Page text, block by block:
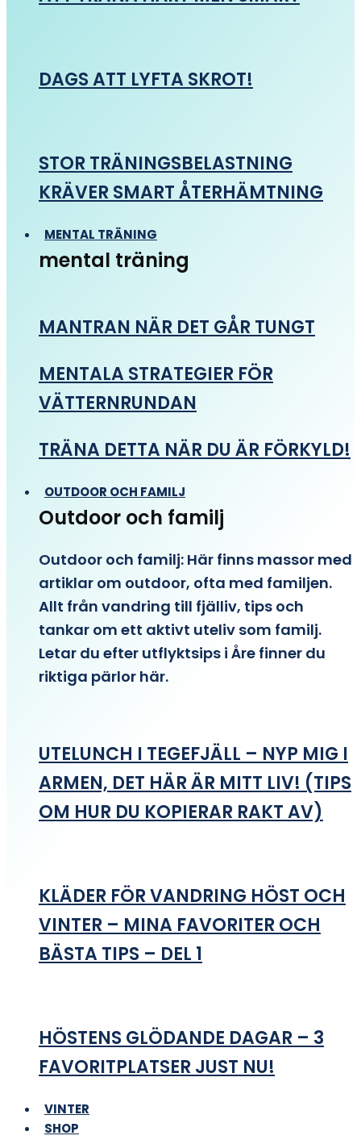
DAGS ATT LYFTA SKROT!
STOR TRÄNINGSBELASTNING
KRÄVER SMART ÅTERHÄMTNING
MENTAL TRÄNING
mental träning
MANTRAN NÄR DET GÅR TUNGT
MENTALA STRATEGIER FÖR
VÄTTERNRUNDAN
TRÄNA DETTA NÄR DU ÄR FÖRKYLD!
OUTDOOR OCH FAMILJ
Outdoor och familj
Outdoor och familj: Här finns massor med
artiklar om outdoor, ofta med familjen.
Allt från vandring till fjälliv, tips och
tankar om ett aktivt uteliv som familj.
Letar du efter utflyktsips i Åre finner du
riktiga pärlor här.
UTELUNCH I TEGEFJÄLL – NYP MIG I
ARMEN, DET HÄR ÄR MITT LIV! (TIPS
OM HUR DU KOPIERAR RAKT AV)
KLÄDER FÖR VANDRING HÖST OCH
VINTER – MINA FAVORITER OCH
BÄSTA TIPS – DEL 1
HÖSTENS GLÖDANDE DAGAR – 3
FAVORITPLATSER JUST NU!
VINTER
SHOP